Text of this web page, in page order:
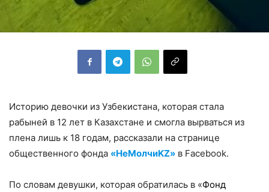
Историю девочки из Узбекистана, которая стала
рабыней в 12 лет в Казахстане и смогла вырваться из
плена лишь к 18 годам, рассказали на странице
общественного фонда «НеМолчиKZ» в Facebook.
По словам девушки, которая обратилась в «Фонд